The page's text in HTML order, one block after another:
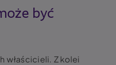
być
właścicieli. Z kolei